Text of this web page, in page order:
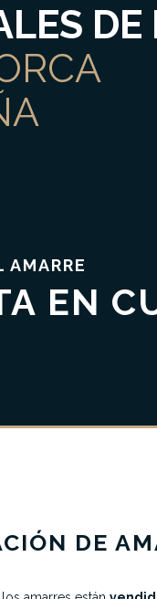
DE
AMARRE
EN
DE
Confianza & Transparencia